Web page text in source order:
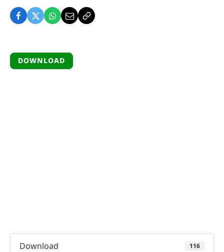
DOWNLOAD
Download 116